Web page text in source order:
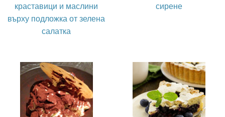
краставици и маслини
върху подложка от зелена
салатка
сирене